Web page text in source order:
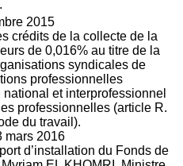
2015
crédits de la collecte de la
de 0,016% au titre de la
syndicales de
professionnelles
et interprofessionnel
professionnelles (article R.
du travail).
mars 2016
d’installation du Fonds de